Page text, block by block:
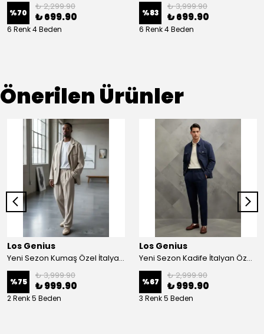
%70
₺ 2,299.90
₺ 699.90
6 Renk 4 Beden
%83
₺ 3,999.90
₺ 699.90
6 Renk 4 Beden
Önerilen Ürünler
Los Genius
Yeni Sezon Kumaş Özel İtalyan Casual Takım
%75
₺ 3,999.90
₺ 999.90
2 Renk 5 Beden
Los Genius
Yeni Sezon Kadife İtalyan Özel Seri Cepli Astarlı Casual Ceket
%67
₺ 2,999.90
₺ 999.90
3 Renk 5 Beden